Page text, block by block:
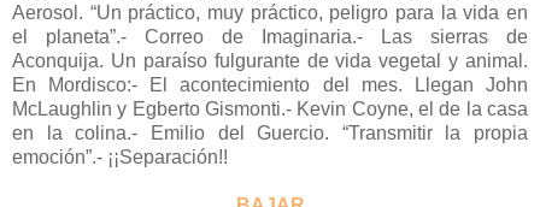
Aerosol. “Un práctico, muy práctico, peligro para la vida en
el planeta”.- Correo de Imaginaria.- Las sierras de
Aconquija. Un paraíso fulgurante de vida vegetal y animal.
En Mordisco:- El acontecimiento del mes. Llegan John
McLaughlin y Egberto Gismonti.- Kevin Coyne, el de la casa
en la colina.- Emilio del Guercio. “Transmitir la propia
emoción”.- ¡¡Separación!!